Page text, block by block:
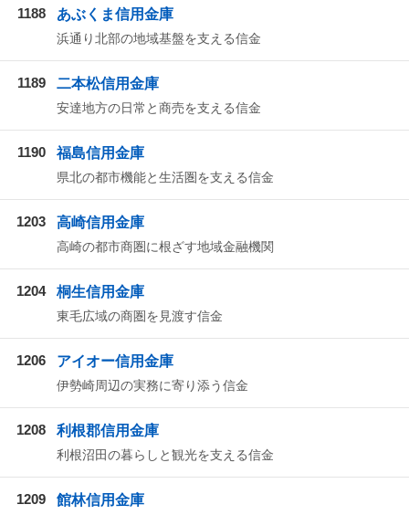
1188 あぶくま信用金庫
浜通り北部の地域基盤を支える信金
1189 二本松信用金庫
安達地方の日常と商売を支える信金
1190 福島信用金庫
県北の都市機能と生活圏を支える信金
1203 高崎信用金庫
高崎の都市商圏に根ざす地域金融機関
1204 桐生信用金庫
東毛広域の商圏を見渡す信金
1206 アイオー信用金庫
伊勢崎周辺の実務に寄り添う信金
1208 利根郡信用金庫
利根沼田の暮らしと観光を支える信金
1209 館林信用金庫